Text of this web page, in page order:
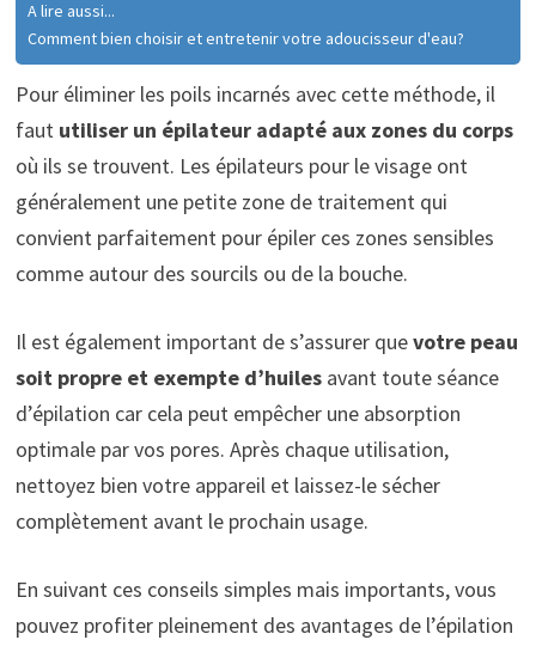
A lire aussi...
Comment bien choisir et entretenir votre adoucisseur d'eau?
Pour éliminer les poils incarnés avec cette méthode, il
faututiliser un épilateur adapté aux zones du corps
où ils se trouvent. Les épilateurs pour le visage ont
généralement une petite zone de traitement qui
convient parfaitement pour épiler ces zones sensibles
comme autour des sourcils ou de la bouche.
Il est également important de s’assurer quevotre peau
soit propre et exempte d’huilesavant toute séance
d’épilation car cela peut empêcher une absorption
optimale par vos pores. Après chaque utilisation,
nettoyez bien votre appareil et laissez-le sécher
complètement avant le prochain usage.
En suivant ces conseils simples mais importants, vous
pouvez profiter pleinement des avantages de l’épilation